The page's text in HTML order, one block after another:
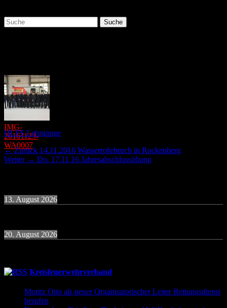
Suche
nach:
IMG-
20161123-
WA0007
Kategorien
HLFS Lehrgänge
Beitragsnavigation
← Zurück Vorheriger
Beitrag:
14.11.2016 Wasserrohrbruch in Rockenberg
Weiter → Nächster
Do. 17.11.16 Jahresabschlussübung
13. August 2026
20. August 2026
Kreisfeuerwehrverband
Moritz Otto als neuer Organisatorischer Leiter Rettungsdienst
berufen